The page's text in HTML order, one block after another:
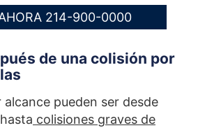
214-900-0000
de una colisión por
alcance pueden ser desde
colisiones graves de